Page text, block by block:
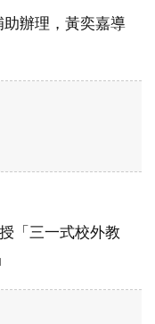
助辦理，黃奕嘉導
「三一式校外教